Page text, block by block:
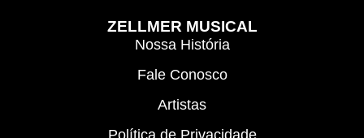
ZELLMER MUSICAL
Nossa História
Fale Conosco
Artistas
Política de Privacidade